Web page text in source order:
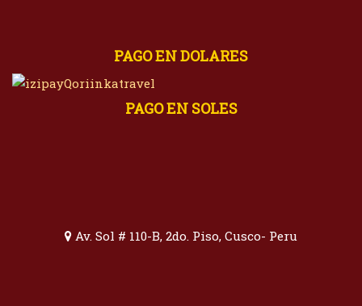
PAGO EN DOLARES
PAGO EN SOLES
Av. Sol # 110-B, 2do. Piso, Cusco- Peru